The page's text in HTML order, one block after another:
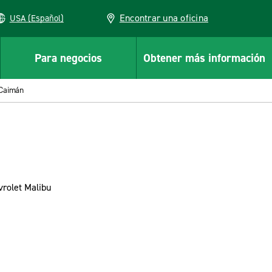
USA (Español) Encontrar una oficina
Para negocios Obtener más información